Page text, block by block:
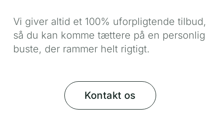
Vi giver altid et 100% uforpligtende tilbud,
så du kan komme tættere på en personlig
buste, der rammer helt rigtigt.
Kontakt os